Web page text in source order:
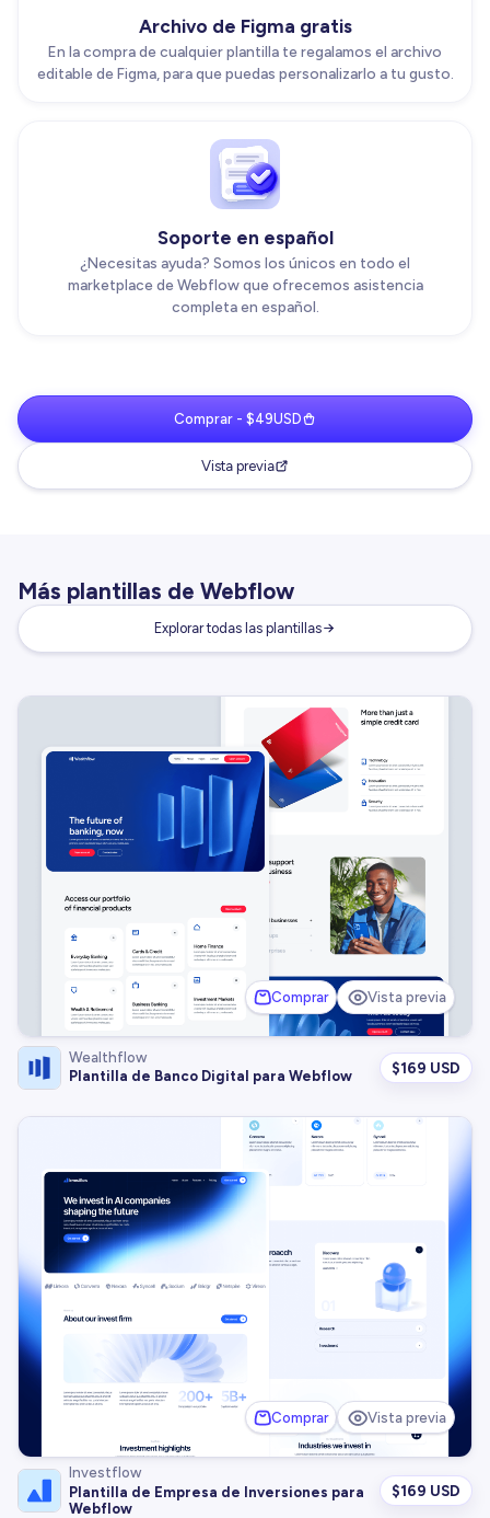
Archivo de Figma gratis
En la compra de cualquier plantilla te regalamos el archivo
editable de Figma, para que puedas personalizarlo a tu gusto.
Soporte en español
¿Necesitas ayuda? Somos los únicos en todo el
marketplace de Webflow que ofrecemos asistencia
completa en español.
Comprar - $49USD
Vista previa
Más plantillas de Webflow
Explorar todas las plantillas
Comprar Vista previa
Wealthflow
Plantilla de Banco Digital para Webflow
$169 USD
Comprar Vista previa
Investflow
Plantilla de Empresa de Inversiones para
Webflow
$169 USD